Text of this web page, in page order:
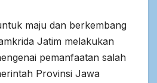
maju dan berkembang
Jatim melakukan
pemanfaatan salah
Provinsi Jawa